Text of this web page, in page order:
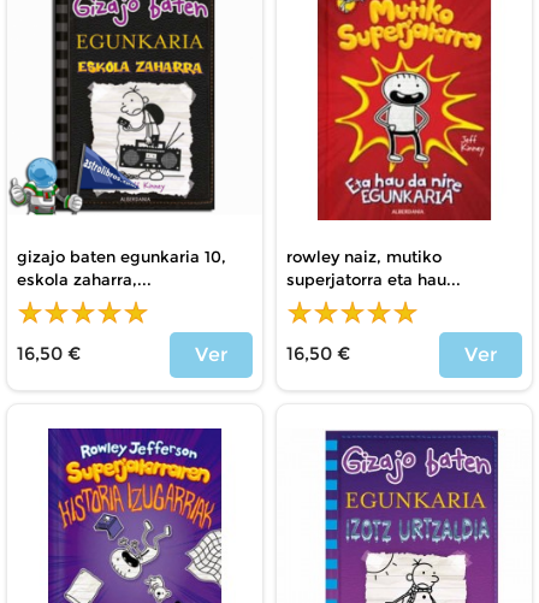
gizajo baten egunkaria 10,
eskola zaharra,...
16,50 €
Ver
rowley naiz, mutiko
superjatorra eta hau...
16,50 €
Ver